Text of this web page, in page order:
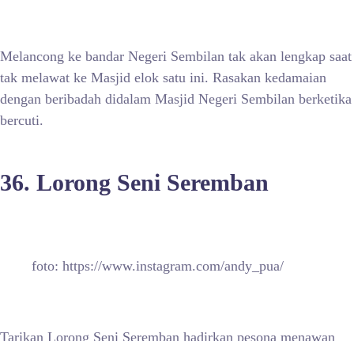
Melancong ke bandar Negeri Sembilan tak akan lengkap saat
tak melawat ke Masjid elok satu ini. Rasakan kedamaian
dengan beribadah didalam Masjid Negeri Sembilan berketika
bercuti.
36. Lorong Seni Seremban
foto: https://www.instagram.com/andy_pua/
Tarikan Lorong Seni Seremban hadirkan pesona menawan